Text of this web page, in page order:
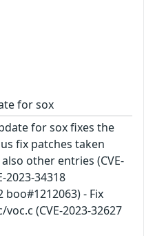
for sox
for sox fixes the
fix patches taken
other entries (CVE-
2023-34318
boo#1212063) - Fix
(CVE-2023-32627